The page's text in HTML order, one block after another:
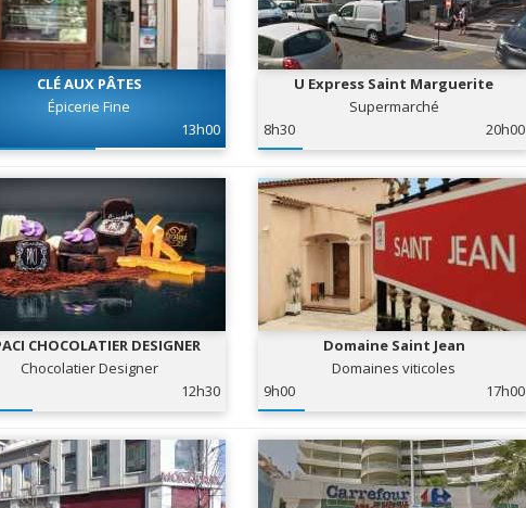
CLÉ AUX PÂTES
Épicerie Fine
13h00
U Express Saint Marguerite
Supermarché
8h30
20h00
CHOCOLATIER DESIGNER
Chocolatier Designer
12h30
Domaine Saint Jean
Domaines viticoles
9h00
17h00